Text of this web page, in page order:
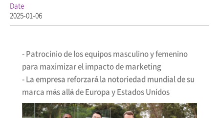
Date
2025-01-06
- Patrocinio de los equipos masculino y femenino
para maximizar el impacto de marketing
- La empresa reforzará la notoriedad mundial de su
marca más allá de Europa y Estados Unidos